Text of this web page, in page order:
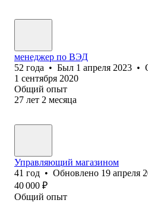
менеджер по ВЭД
52 года • Был 1 апреля 2023 •
1 сентября 2020
Общий опыт
27 лет 2 месяца
Управляющий магазином
41 год • Обновлено 19 апреля
40 000 ₽
Общий опыт